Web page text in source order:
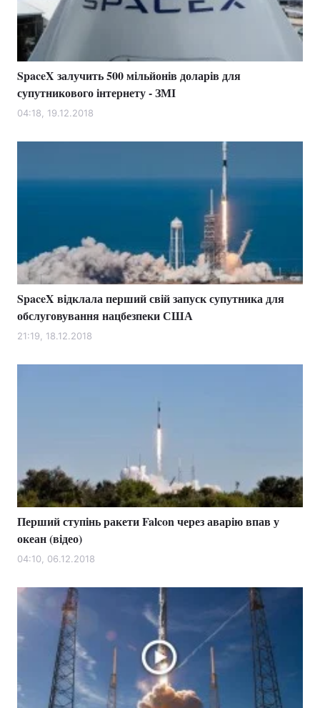
SpaceX залучить 500 мільйонів доларів для
супутникового інтернету - ЗМІ
04:18, 19.12.2018
SpaceX відклала перший свій запуск супутника для
обслуговування нацбезпеки США
21:19, 18.12.2018
Перший ступінь ракети Falcon через аварію впав у
океан (відео)
04:10, 06.12.2018